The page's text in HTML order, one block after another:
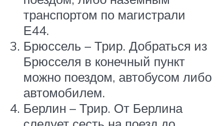
транспортом по магистрали
Е44.
Брюссель – Трир. Добраться из
Брюсселя в конечный пункт
можно поездом, автобусом либо
автомобилем.
Берлин – Трир. От Берлина